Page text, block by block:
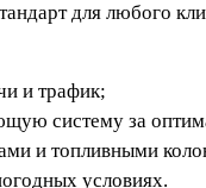
для любого
и трафик;
систему за
и топливными
условиях.